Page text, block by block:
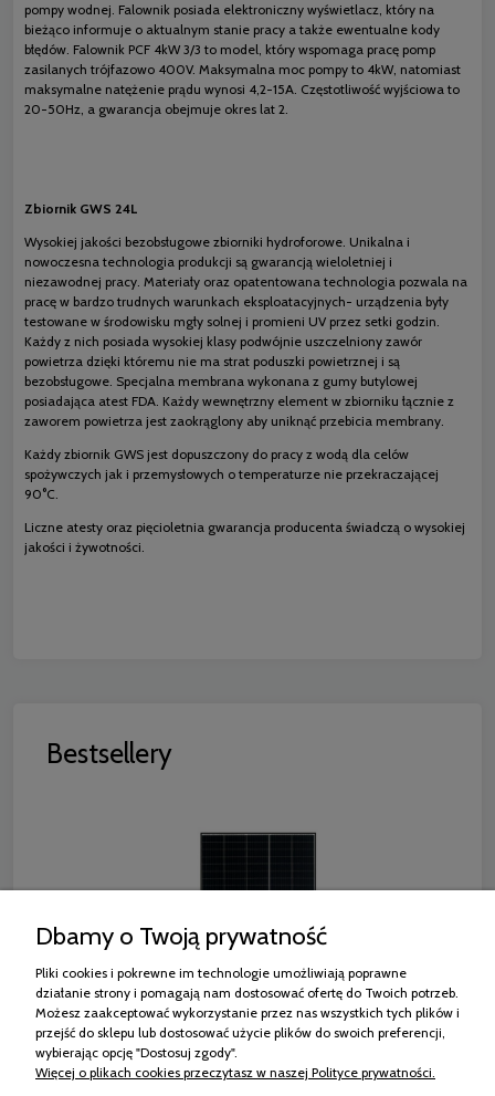
pompy wodnej. Falownik posiada elektroniczny wyświetlacz, który na
bieżąco informuje o aktualnym stanie pracy a także ewentualne kody
błędów. Falownik PCF 4kW 3/3 to model, który wspomaga pracę pomp
zasilanych trójfazowo 400V. Maksymalna moc pompy to 4kW, natomiast
maksymalne natężenie prądu wynosi 4,2-15A. Częstotliwość wyjściowa to
20-50Hz, a gwarancja obejmuje okres lat 2.
Zbiornik GWS 24L
Wysokiej jakości bezobsługowe zbiorniki hydroforowe. Unikalna i
nowoczesna technologia produkcji są gwarancją wieloletniej i
niezawodnej pracy. Materiały oraz opatentowana technologia pozwala na
pracę w bardzo trudnych warunkach eksploatacyjnych- urządzenia były
testowane w środowisku mgły solnej i promieni UV przez setki godzin.
Każdy z nich posiada wysokiej klasy podwójnie uszczelniony zawór
powietrza dzięki któremu nie ma strat poduszki powietrznej i są
bezobsługowe. Specjalna membrana wykonana z gumy butylowej
posiadająca atest FDA. Każdy wewnętrzny element w zbiorniku łącznie z
zaworem powietrza jest zaokrąglony aby uniknąć przebicia membrany.
Każdy zbiornik GWS jest dopuszczony do pracy z wodą dla celów
spożywczych jak i przemysłowych o temperaturze nie przekraczającej
90°C.
Liczne atesty oraz pięcioletnia gwarancja producenta świadczą o wysokiej
jakości i żywotności.
Bestsellery
RISEN RSM130-8-440M MONO HALF CUT
CZARNA RAMA
Dbamy o Twoją prywatność
Pliki cookies i pokrewne im technologie umożliwiają poprawne
działanie strony i pomagają nam dostosować ofertę do Twoich potrzeb.
Możesz zaakceptować wykorzystanie przez nas wszystkich tych plików i
przejść do sklepu lub dostosować użycie plików do swoich preferencji,
wybierając opcję "Dostosuj zgody".
Więcej o plikach cookies przeczytasz w naszej Polityce prywatności.